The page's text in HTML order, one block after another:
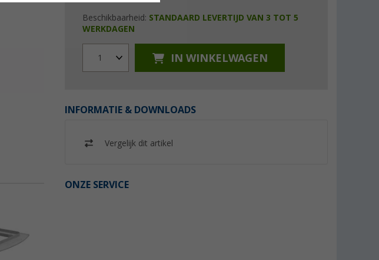
Beschikbaarheid: STANDAARD LEVERTIJD VAN 3 TOT 5
WERKDAGEN
1 IN WINKELWAGEN
INFORMATIE & DOWNLOADS
Vergelijk dit artikel
ONZE SERVICE